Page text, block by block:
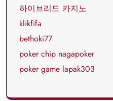
하이브리드 카지노
klikfifa
bethoki77
poker chip nagapoker
poker game lapak303